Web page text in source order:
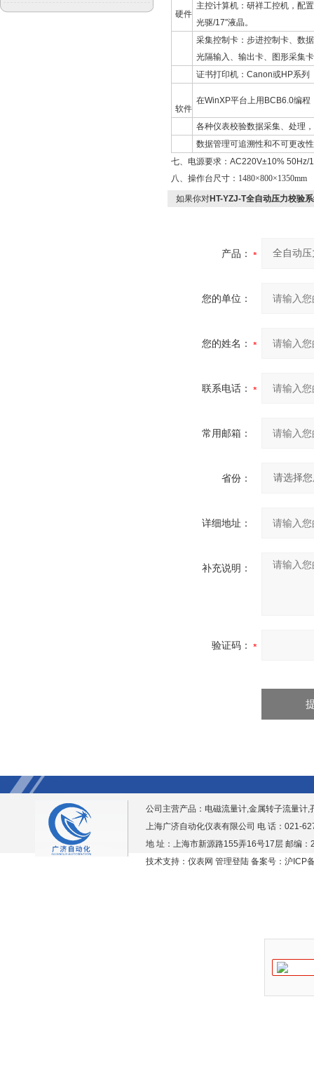
硬件
主控计算机：研祥工控机，配
光驱/17″液晶。
采集控制卡：步进控制卡、数
光隔输入、输出卡、图形采集卡
证书打印机：Canon或HP系列
软件
在WinXP平台上用BCB6.0编
各种仪表校验数据采集、处理
数据管理可追溯性和不可更改
七、电源要求：AC220V±10% 50Hz/
八、操作台尺寸：1480×800×1350mm
如果你对HT-YZJ-T全自动压力校验
产品：
您的单位：
您的姓名：
联系电话：
常用邮箱：
省份：
详细地址：
补充说明：
验证码：
公司主营产品： 电磁流量计,金属转子流量计
上海广济自动化仪表有限公司 电 话：021-
地 址：上海市新源路155弄16号17层 邮编：
技术支持：仪表网 管理登陆 备案号：沪ICP